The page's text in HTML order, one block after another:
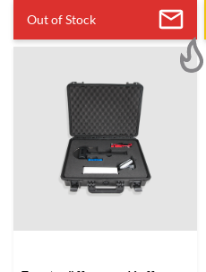
Out of Stock